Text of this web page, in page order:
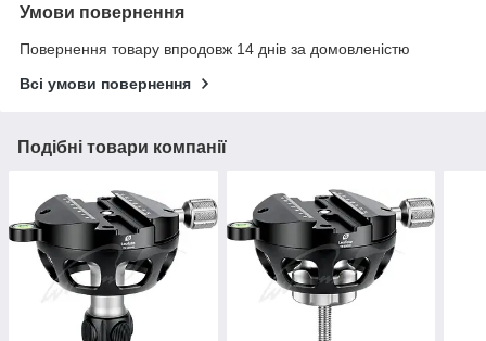
Умови повернення
Повернення товару впродовж 14 днів за домовленістю
Всі умови повернення
Подібні товари компанії